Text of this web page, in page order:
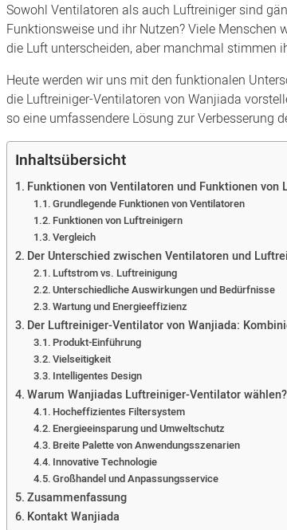
Sowohl Ventilatoren als auch Luftreiniger sind
Funktionsweise und ihr Nutzen? Viele Menschen
die Luft unterscheiden, aber manchmal stimmen
Heute werden wir uns mit den funktionalen
die Luftreiniger-Ventilatoren von Wanjiada
so eine umfassendere Lösung zur Verbesserung
Inhaltsübersicht
Funktionen von Ventilatoren und Funktionen von
Grundlegende Funktionen von Ventilatoren
Funktionen von Luftreinigern
Vergleich
Der Unterschied zwischen Ventilatoren und
Luftstrom vs. Luftreinigung
Unterschiedliche Auswirkungen und Bedürfnisse
Wartung und Energieeffizienz
Der Luftreiniger-Ventilator von Wanjiada:
Produkt-Einführung
Vielseitigkeit
Intelligentes Design
Warum Wanjiadas Luftreiniger-Ventilator wählen?
Hocheffizientes Filtersystem
Energieeinsparung und Umweltschutz
Breite Palette von Anwendungsszenarien
Innovative Technologie
Großhandel und Anpassungsservice
Zusammenfassung
Kontakt Wanjiada